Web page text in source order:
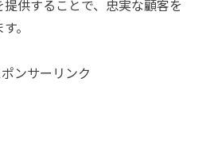
供することで、忠実な顧客を
。
ンサーリンク